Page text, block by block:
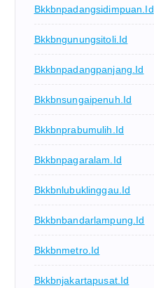
Bkkbnpadangsidimpuan.id
Bkkbngunungsitoli.id
Bkkbnpadangpanjang.id
Bkkbnsungaipenuh.id
Bkkbnprabumulih.id
Bkkbnpagaralam.id
Bkkbnlubuklinggau.id
Bkkbnbandarlampung.id
Bkkbnmetro.id
Bkkbnjakartapusat.id